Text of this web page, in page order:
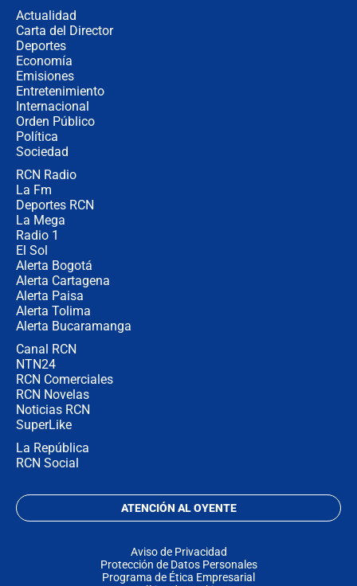
Actualidad
Carta del Director
Deportes
Economía
Emisiones
Entretenimiento
Internacional
Orden Público
Política
Sociedad
RCN Radio
La Fm
Deportes RCN
La Mega
Radio 1
El Sol
Alerta Bogotá
Alerta Cartagena
Alerta Paisa
Alerta Tolima
Alerta Bucaramanga
Canal RCN
NTN24
RCN Comerciales
RCN Novelas
Noticias RCN
SuperLike
La República
RCN Social
ATENCIÓN AL OYENTE
Aviso de Privacidad
Protección de Datos Personales
Programa de Ética Empresarial